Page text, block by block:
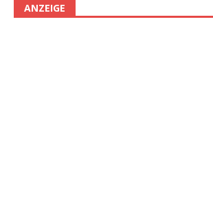
ANZEIGE